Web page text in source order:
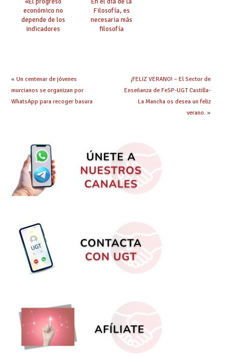
económico no
depende de los
indicadores
Filosofía, es
necesaria más
filosofía
« Un centenar de jóvenes
murcianos se organizan por
WhatsApp para recoger basura
¡FELIZ VERANO! – El Sector de
Enseñanza de FeSP-UGT Castilla-
La Mancha os desea un feliz
verano.»